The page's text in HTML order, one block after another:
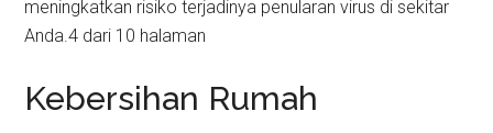
meningkatkan risiko terjadinya penularan virus di sekitar
Anda.4 dari 10 halaman
Kebersihan Rumah